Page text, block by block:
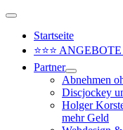
Zum
springen
Above
HeaderStartseite
⭐⭐⭐
Partner
Abnehmen
Discjockey
Holger
mehr Geld